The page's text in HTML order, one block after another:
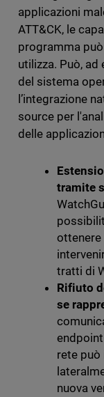
applicazioni
ATT&CK, le
programma
utilizza. Può,
del sistema
l’integrazione
source per
delle
tramite
ottenere
tratti di
Rifiuto
se
rete
nuova